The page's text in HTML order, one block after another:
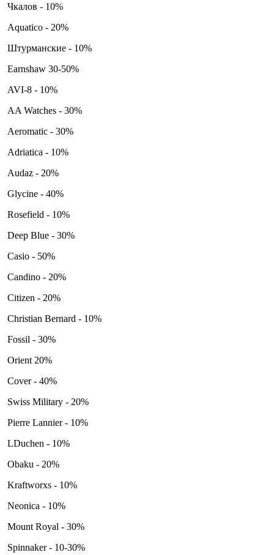
Чкалов - 10%
Aquatico - 20%
Штурманские - 10%
Earnshaw 30-50%
AVI-8 - 10%
AA Watches - 30%
Aeromatic - 30%
Adriatica - 10%
Audaz - 20%
Glycine - 40%
Rosefield - 10%
Deep Blue - 30%
Casio - 50%
Candino - 20%
Citizen - 20%
Christian Bernard - 10%
Fossil - 30%
Orient 20%
Cover - 40%
Swiss Military - 20%
Pierre Lannier - 10%
LDuchen - 10%
Obaku - 20%
Kraftworxs - 10%
Neonica - 10%
Mount Royal - 30%
Spinnaker - 10-30%